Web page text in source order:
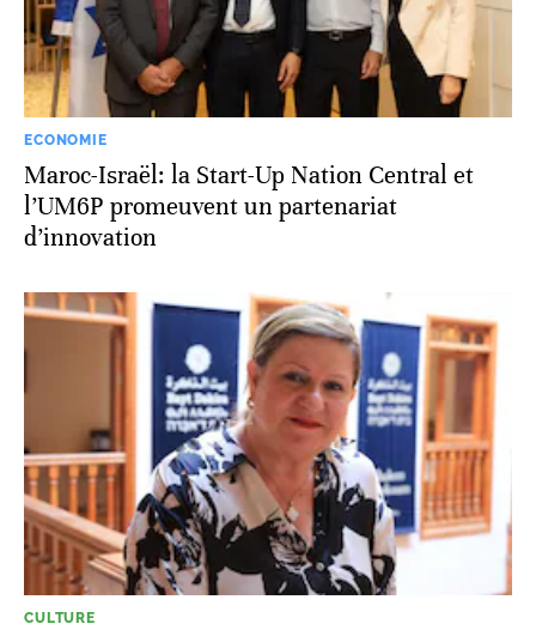
ECONOMIE
Maroc-Israël: la Start-Up Nation Central et
l’UM6P promeuvent un partenariat
d’innovation
CULTURE